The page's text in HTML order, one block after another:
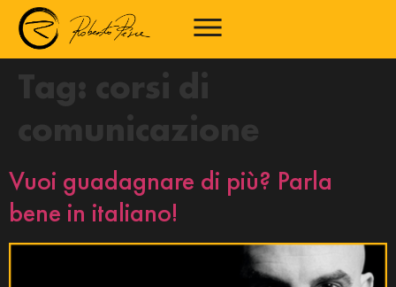
Tag:
corsi di
comunicazione
Vuoi guadagnare di più? Parla
bene in italiano!